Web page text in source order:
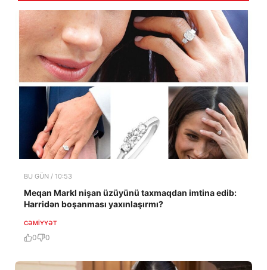
BU GÜN / 10:53
Meqan Markl nişan üzüyünü taxmaqdan imtina edib:
Harridən boşanması yaxınlaşırmı?
CƏMIYYƏT
0 0